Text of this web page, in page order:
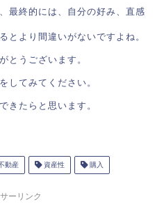
最終的には、自分の好み、直感
とより間違いがないですよね。
とうございます。
してみてください。
きたらと思います。
動産 資産性 購入
ーリンク